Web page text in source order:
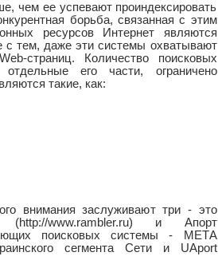
чем ее успевают проиндексировать
борьба, связанная с этим
ресурсов Интернет являются
с тем, даже эти системы охватывают
страниц. Количество поисковых
его части, ограничено
такие, как:
внимания заслуживают три - это
(http://www.rambler.ru) и Апорт
поисковых системы - МЕТА
сегмента Сети и UAport